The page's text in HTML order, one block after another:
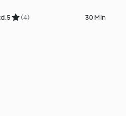
5 (4) 30 Min